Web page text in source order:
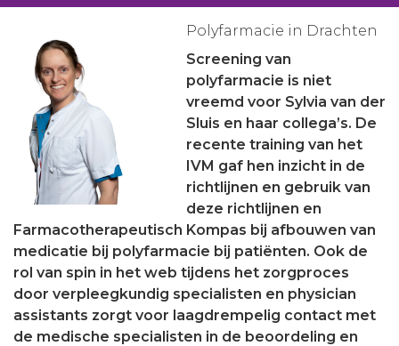
Winkelwagentje
Aanmelden nieuwsbrief
Inloggen
Toegang leeromgeving
Polyfarmacie in Drachten
Screening van
polyfarmacie is niet
vreemd voor Sylvia van der
Sluis en haar collega’s. De
recente training van het
IVM gaf hen inzicht in de
richtlijnen en gebruik van
deze richtlijnen en
Farmacotherapeutisch Kompas bij afbouwen van
medicatie bij polyfarmacie bij patiënten. Ook de
rol van spin in het web tijdens het zorgproces
door verpleegkundig specialisten en physician
assistants zorgt voor laagdrempelig contact met
de medische specialisten in de beoordeling en